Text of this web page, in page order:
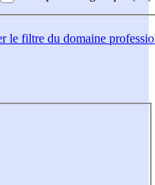
le filtre du domaine